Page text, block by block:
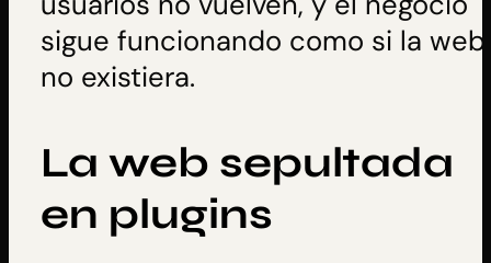
sigue funcionando como si la web
no existiera.
La web sepultada
en plugins